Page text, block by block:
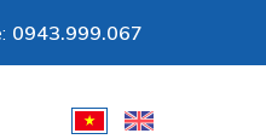
0943.999.067